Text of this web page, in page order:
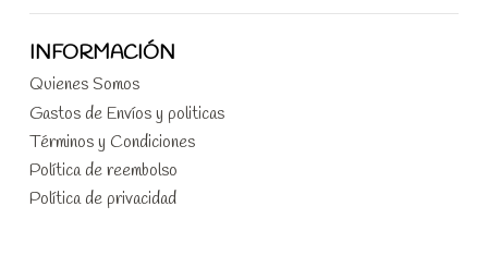
INFORMACIÓN
Quienes Somos
Gastos de Envíos y politicas
Términos y Condiciones
Política de reembolso
Política de privacidad